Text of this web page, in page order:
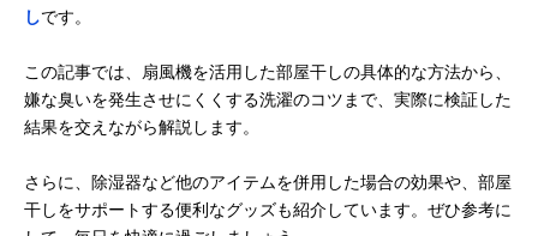
しです。
この記事では、扇風機を活用した部屋干しの具体的な方法から、
嫌な臭いを発生させにくくする洗濯のコツまで、実際に検証した
結果を交えながら解説します。
さらに、除湿器など他のアイテムを併用した場合の効果や、部屋
干しをサポートする便利なグッズも紹介しています。ぜひ参考に